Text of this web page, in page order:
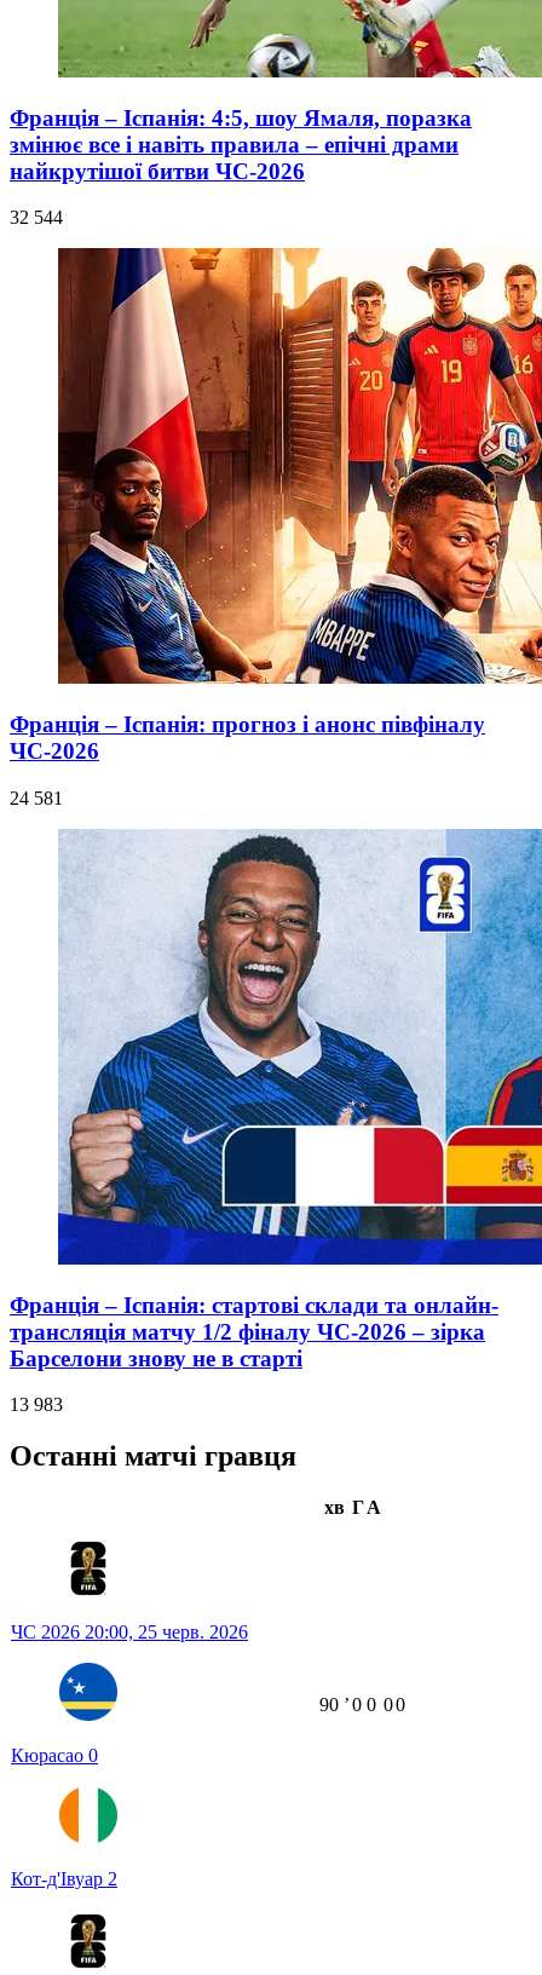
Франція – Іспанія: 4:5, шоу Ямаля, поразка
змінює все і навіть правила – епічні драми
найкрутішої битви ЧС-2026
32 544
Франція – Іспанія: прогноз і анонс півфіналу
ЧС-2026
24 581
Франція – Іспанія: стартові склади та онлайн-
трансляція матчу 1/2 фіналу ЧС-2026 – зірка
Барселони знову не в старті
13 983
Останні матчі гравця
хв ГА
ЧС 2026 20:00, 25 черв. 2026
Кюрасао 0
Кот-д'Івуар 2
90 ʼ0 0 00